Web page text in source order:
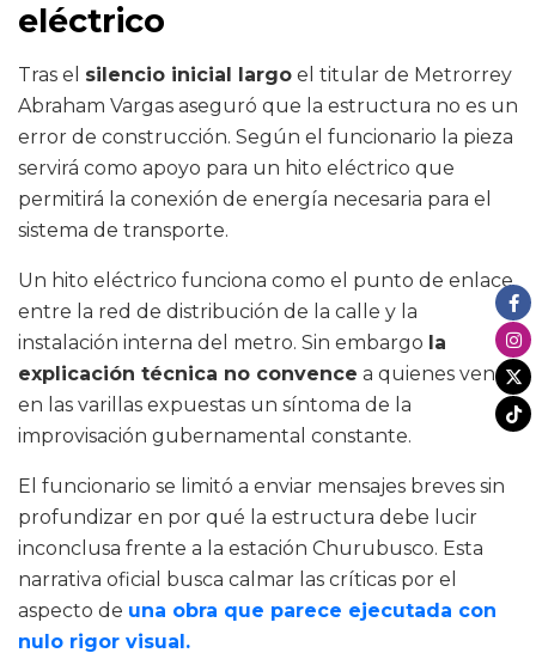
eléctrico
Tras el silencio inicial largo el titular de Metrorrey
Abraham Vargas aseguró que la estructura no es un
error de construcción. Según el funcionario la pieza
servirá como apoyo para un hito eléctrico que
permitirá la conexión de energía necesaria para el
sistema de transporte.
Un hito eléctrico funciona como el punto de enlace
entre la red de distribución de la calle y la
instalación interna del metro. Sin embargo la
explicación técnica no convence a quienes ven
en las varillas expuestas un síntoma de la
improvisación gubernamental constante.
El funcionario se limitó a enviar mensajes breves sin
profundizar en por qué la estructura debe lucir
inconclusa frente a la estación Churubusco. Esta
narrativa oficial busca calmar las críticas por el
aspecto de una obra que parece ejecutada con
nulo rigor visual.